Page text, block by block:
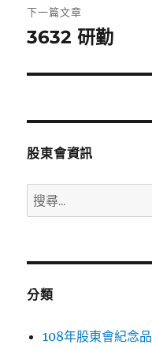
文
章:
下一篇文章
下
篇
章:
3632 研勤
股東會資訊
搜
尋
鍵
分類
108年股東會紀念品